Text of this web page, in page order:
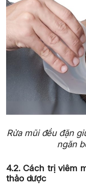
Rửa mũi đều đặn
ngăn
4.2. Cách trị viêm
thảo dược